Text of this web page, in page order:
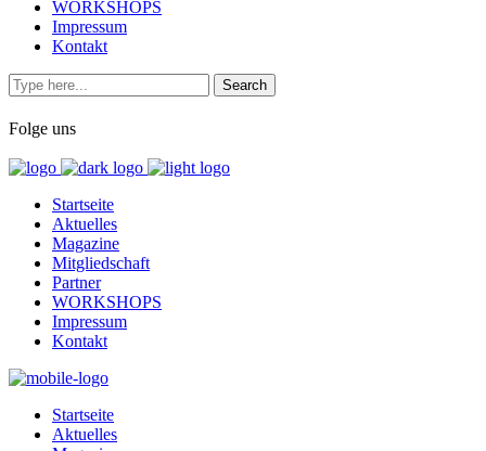
WORKSHOPS
Impressum
Kontakt
Folge uns
Startseite
Aktuelles
Magazine
Mitgliedschaft
Partner
WORKSHOPS
Impressum
Kontakt
Startseite
Aktuelles